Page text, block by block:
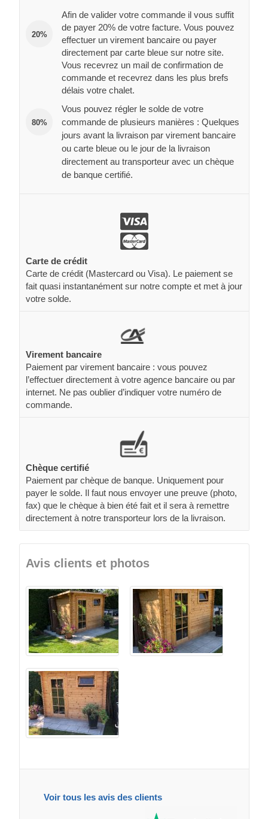
20%
Afin de valider votre commande il vous suffit
de payer 20% de votre facture. Vous pouvez
effectuer un virement bancaire ou payer
directement par carte bleue sur notre site.
Vous recevrez un mail de confirmation de
commande et recevrez dans les plus brefs
délais votre chalet.
80%
Vous pouvez régler le solde de votre
commande de plusieurs manières : Quelques
jours avant la livraison par virement bancaire
ou carte bleue ou le jour de la livraison
directement au transporteur avec un chèque
de banque certifié.
Carte de crédit
Carte de crédit (Mastercard ou Visa). Le paiement se
fait quasi instantanément sur notre compte et met à jour
votre solde.
Virement bancaire
Paiement par virement bancaire : vous pouvez
l’effectuer directement à votre agence bancaire ou par
internet. Ne pas oublier d’indiquer votre numéro de
commande.
Chèque certifié
Paiement par chèque de banque. Uniquement pour
payer le solde. Il faut nous envoyer une preuve (photo,
fax) que le chèque à bien été fait et il sera à remettre
directement à notre transporteur lors de la livraison.
Avis clients et photos
Voir tous les avis des clients